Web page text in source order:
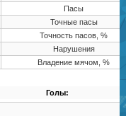
Пасы
Точные пасы
Точность пасов, %
Нарушения
Владение мячом, %
Голы: